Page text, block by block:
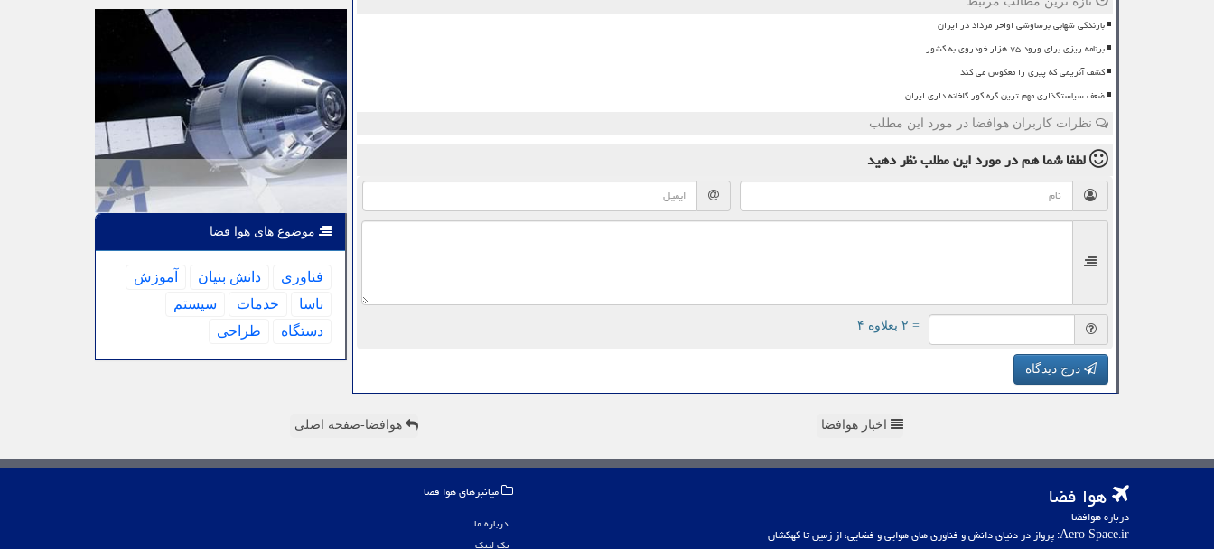
بارندگی شهابی برساوشی اواخر مرداد در ایران
برنامه ریزی برای ورود ۷۵ هزار خودروی به کشور
کشف آنزیمی که پیری را معکوس می کند
ضعف سیاستگذاری مهم ترین گره کور گلخانه داری ایران
نظرات کاربران هوافضا در مورد این مطلب
لطفا شما همدر مورد این مطلبنظر دهید
= ۲ بعلاوه ۴
درج دیدگاه
موضوع های هوا فضا
فناوری دانش بنیان
آموزش
ناسا
خدمات
سیستم
دستگاه
طراحی
اخبار هوافضا هوافضا-صفحه اصلی
هوا فضا
درباره هوافضا
Aero-Space.ir: پرواز در دنیای دانش و فناوری های هوایی و فضایی، از زمین تا کهکشان
میانبرهای هوا فضا
درباره ما
بک لینک